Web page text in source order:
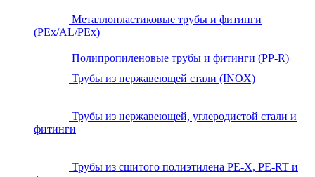
Металлопластиковые трубы и фитинги
(PEx/AL/PEx)
Полипропиленовые трубы и фитинги (PP-R)
Трубы из нержавеющей стали (INOX)
Трубы из нержавеющей, углеродистой стали и
фитинги
Трубы из сшитого полиэтилена PE-X, PE-RT и